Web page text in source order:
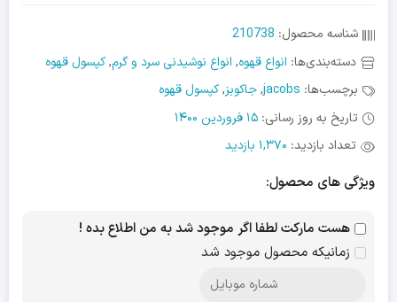
شناسه محصول: 210738
دسته‌بندی‌ها: انواع قهوه, انواع نوشیدنی سرد و گرم,کپسول قهوه
برچسب‌ها: jacobs
,جاکوبز,کپسول قهوه
تاریخ به روز رسانی: 15 فروردین 1400
تعداد بازدید: 1,370 بازدید
ویژگی های محصول:
هست مارکت لطفا اگر موجود شد به من اطلاع بده !
زمانیکه محصول موجود شد